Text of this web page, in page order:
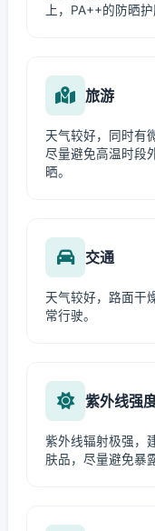
上，PA++的防晒
旅游
天气较好，同时有
尽量避免高温时段
晒。
交通
天气较好，路面干
常行驶。
紫外线强
紫外线辐射极强，
肤品，尽量避免暴